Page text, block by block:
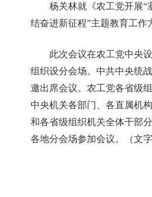
杨关林就《农工党开展“
结奋进新征程”主题教育工作
此次会议在农工党中央
组织设分会场。中共中央统
邀出席会议。农工党各省级
中央机关各部门、各直属机
和各省级组织机关全体干部
各地分会场参加会议。
（文